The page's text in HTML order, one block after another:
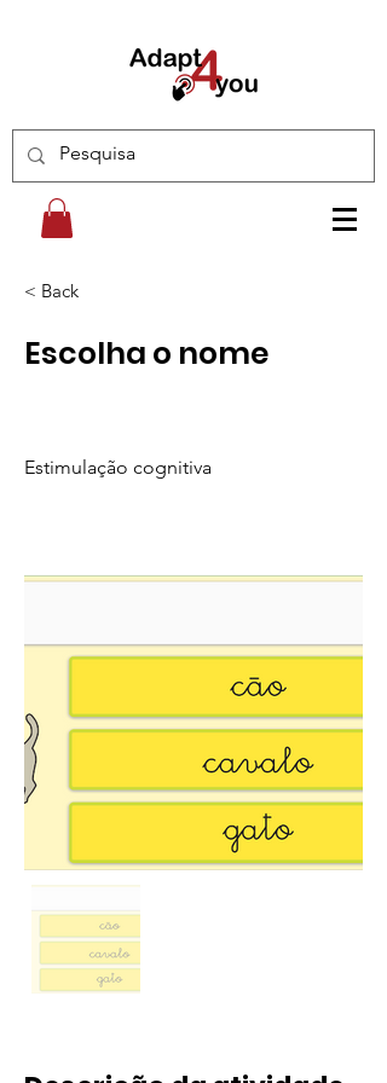
< Back
Escolha o nome
Estimulação cognitiva